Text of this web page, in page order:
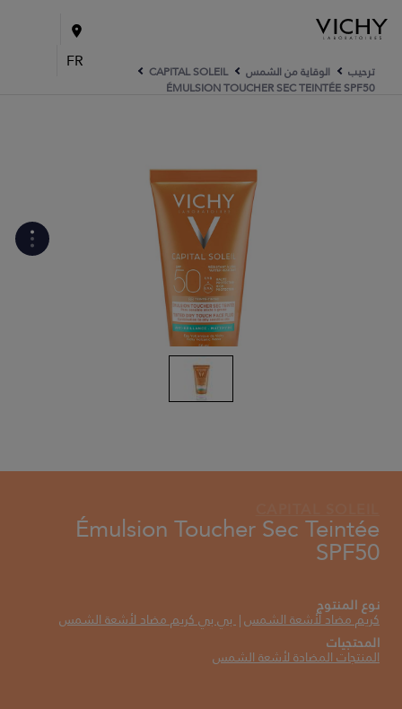
FR ترحيب الوقاية من الشمس CAPITAL SOLEIL
ÉMULSION TOUCHER SEC TEINTÉE SPF50
Émulsion Toucher Sec Teintée
SPF50
نوع المنتوج
كريم مضاد لأشعة الشمس بي بي كريم مضاد لأشعة الشمس
المحتجيات
المنتجات المضادة لأشعة الشمس
WHAT ARE THE ACTIVE
INGREDIENTS OF THE
FORMULA?
كيف يتم تصنيع المنتج؟